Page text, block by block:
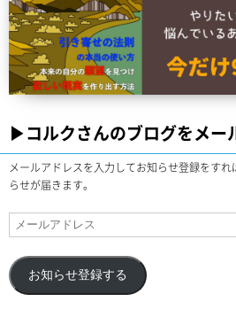
▶︎コルクさんのブログをメー
メールアドレスを入力してお知らせ登録をす
らせが届きます。
お知らせ登録する